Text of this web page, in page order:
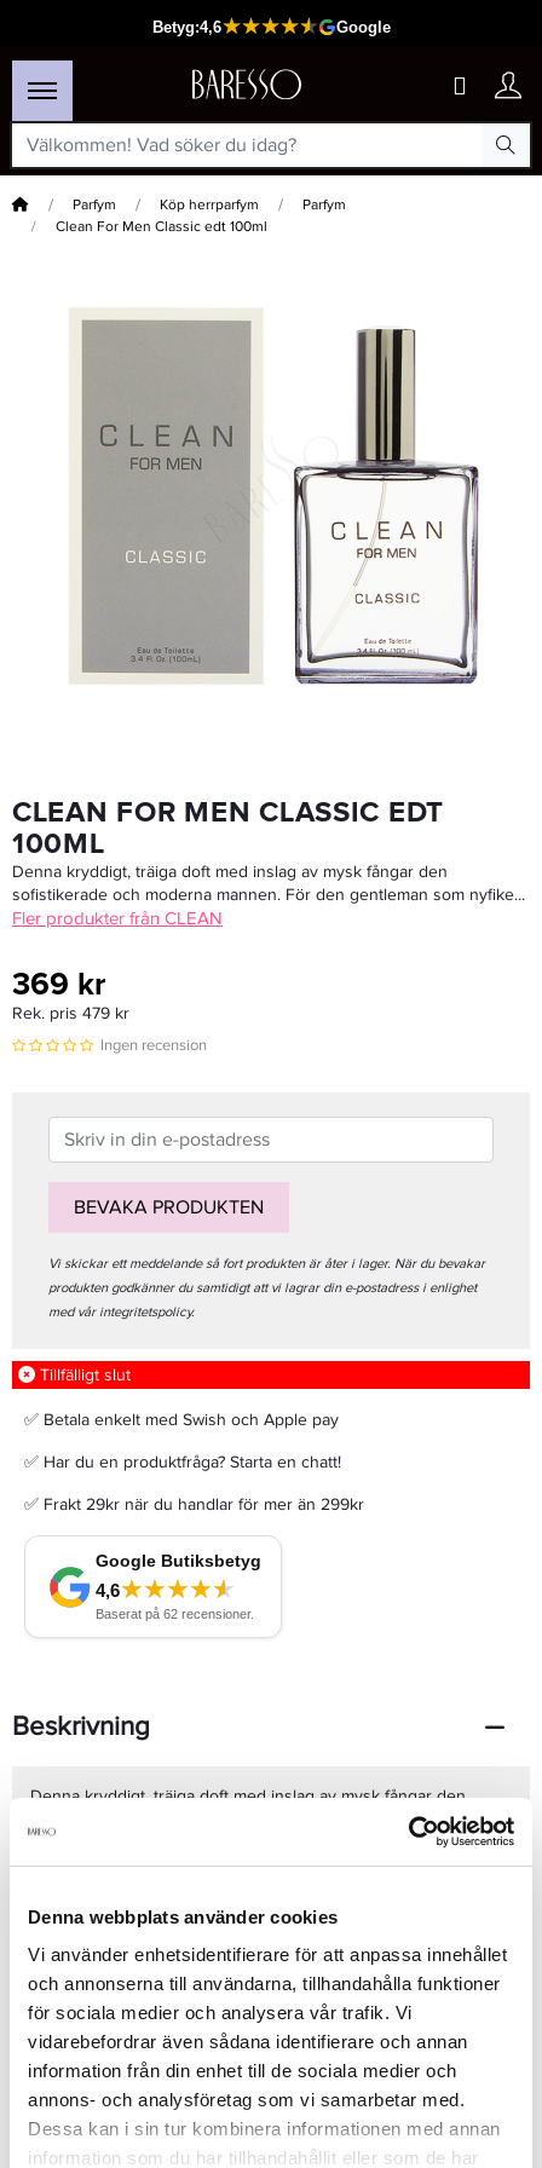
Denna webbplats använder cookies
Vi använder enhetsidentifierare för att anpassa innehållet
och annonserna till användarna, tillhandahålla funktioner
för sociala medier och analysera vår trafik. Vi
vidarebefordrar även sådana identifierare och annan
information från din enhet till de sociala medier och
annons- och analysföretag som vi samarbetar med.
Dessa kan i sin tur kombinera informationen med annan
information som du har tillhandahållit eller som de har
Hem Parfym Köp herrparfym
Parfym
Clean For Men Classic edt 100ml
Clean Classic Simply Clean Edp 60 Ml
625 kr
CLEAN FOR MEN CLASSIC EDT
100ML
Denna kryddigt, träiga doft med inslag av mysk fångar den
sofistikerade och moderna mannen. För den gentleman som nyfike...
Fler produkter från CLEAN
369 kr
Rek. pris 479 kr
Ingen recension
BEVAKA PRODUKTEN
Vi skickar ett meddelande så fort produkten är åter i lager. När du bevakar
produkten godkänner du samtidigt att vi lagrar din e-postadress i enlighet
med vår integritetspolicy.
Tillfälligt slut
✅ Betala enkelt med Swish och Apple pay
✅ Har du en produktfråga? Starta en chatt!
✅ Frakt 29kr när du handlar för mer än 299kr
Beskrivning
Denna kryddigt, träiga doft med inslag av mysk fångar den
sofistikerade och moderna mannen. För den gentleman som
nyfiket letar efter nya spännande dofter!Classic från Clean
öppnar upp med kryddiga noter av bergamott, saffran och
enbär, viollöv, jasmine, iris och svartpeppar. Clean for Men
Classic EdT landar sedan i en maskulin, sensuell bas av vetiver,
mysk, oud och amber.Toppnoter:Bergamott, Basilika &
Saffran.Hjärtnoter:Enbär, Viollöv, Jasmine, Iris &
Svartpeppar.Basnoter:Mysk, Vetiver, Oud & Amber.
Produktdetaljer
Recensioner